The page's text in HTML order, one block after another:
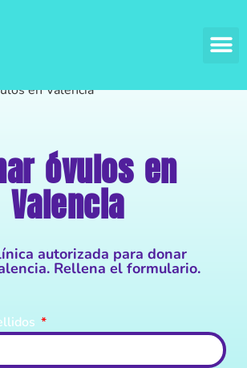
en Valencia
óvulos en
Valencia
autorizada para donar
Rellena el formulario.